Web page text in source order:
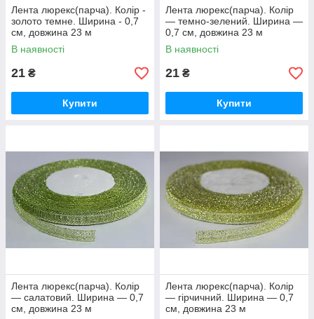
Лента люрекс(парча). Колір -
золото темне. Ширина - 0,7
см, довжина 23 м
В наявності
21 ₴
Купити
Лента люрекс(парча). Колір
— темно-зелений. Ширина —
0,7 см, довжина 23 м
В наявності
21 ₴
Купити
Лента люрекс(парча). Колір
— салатовий. Ширина — 0,7
см, довжина 23 м
Лента люрекс(парча). Колір
— гірчичний. Ширина — 0,7
см, довжина 23 м